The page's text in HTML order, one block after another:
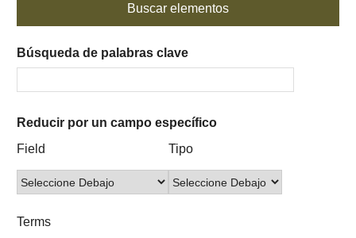
Buscar elementos
Búsqueda de palabras clave
of
rows
in
por
Reducir por un campo específico
Campo
búsqueda
Tipo
búsqueda
Términos
búsqueda
Ensamblador
Búsqueda
Field Tipo
Terms